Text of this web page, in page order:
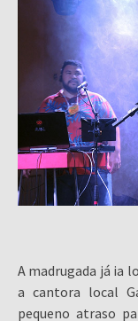
A madrugada já ia
a cantora local
pequeno atraso